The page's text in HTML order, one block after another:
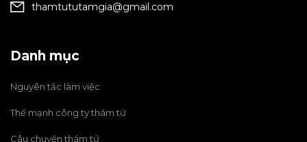
thamtututamgia@gmail.com
Danh mục
Nguyên tắc làm việc
Thế mạnh công ty thám tử
Câu chuyện thám tử